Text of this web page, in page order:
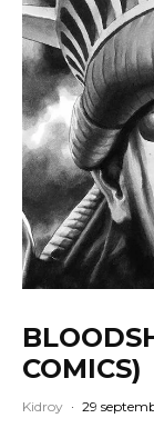
COMICS)
Kidroy · 29